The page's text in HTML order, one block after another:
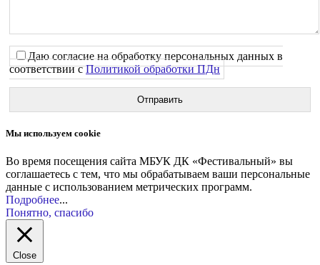
Даю согласие на обработку персональных данных в
соответствии сПолитикой обработки ПДн
Мы используем cookie
Во время посещения сайта МБУК ДК «Фестивальный» вы
соглашаетесь с тем, что мы обрабатываем ваши персональные
данные с использованием метрических программ.
Подробнее...
Понятно, спасибо
Close